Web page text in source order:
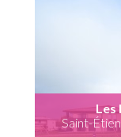
Les
Saint-